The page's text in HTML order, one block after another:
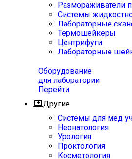
Размораживатели
Системы
Лабораторные
Термошейкеры
Центрифуги
Лабораторные
Оборудование
для лаборатории
Перейти
Другие
Системы для мед
Неонатология
Урология
Проктология
Косметология